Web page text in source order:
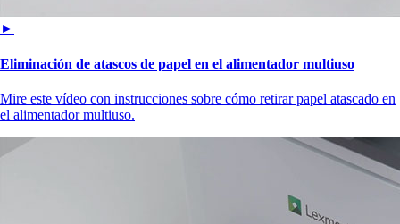
►
Eliminación de atascos de papel en el alimentador multiuso
Mire este vídeo con instrucciones sobre cómo retirar papel atascado en
el alimentador multiuso.